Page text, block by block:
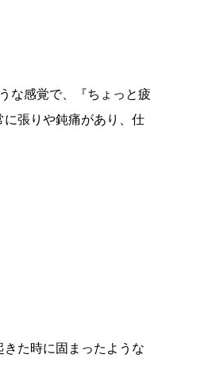
な感覚で、『ちょっと疲
張りや鈍痛があり、仕
きた時に固まったような